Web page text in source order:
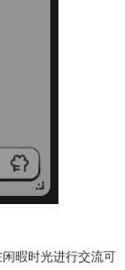
暇时光进行交流可